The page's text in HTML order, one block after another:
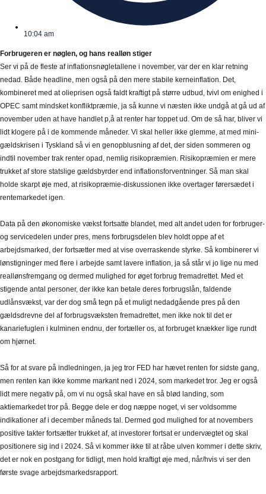
10:04 am
Forbrugeren er nøglen, og hans realløn stiger
Ser vi på de fleste af inflationsnøgletallene i november, var der en klar retning
nedad. Både headline, men også på den mere stabile kerneinflation. Det,
kombineret med at olieprisen også faldt kraftigt på større udbud, tvivl om enighed i
OPEC samt mindsket konfliktpræmie, ja så kunne vi næsten ikke undgå at gå ud af
november uden at have handlet p,å at renter har toppet ud. Om de så har, bliver vi
lidt klogere på i de kommende måneder. Vi skal heller ikke glemme, at med mini-
gældskrisen i Tyskland så vi en genopblusning af det, der siden sommeren og
indtil november trak renter opad, nemlig risikopræmien. Risikopræmien er mere
trukket af store statslige gældsbyrder end inflationsforventninger. Så man skal
holde skarpt øje med, at risikopræmie-diskussionen ikke overtager førersædet i
rentemarkedet igen.
Data på den økonomiske vækst fortsatte blandet, med alt andet uden for forbruger-
og servicedelen under pres, mens forbrugsdelen blev holdt oppe af et
arbejdsmarked, der fortsætter med at vise overraskende styrke. Så kombinerer vi
lønstigninger med flere i arbejde samt lavere inflation, ja så står vi jo lige nu med
reallønsfremgang og dermed mulighed for øget forbrug fremadrettet. Med et
stigende antal personer, der ikke kan betale deres forbrugslån, faldende
udlånsvækst, var der dog små tegn på et muligt nedadgående pres på den
gældsdrevne del af forbrugsvæksten fremadrettet, men ikke nok til det er
kanariefuglen i kulminen endnu, der fortæller os, at forbruget knækker lige rundt
om hjørnet.
Så for at svare på indledningen, ja jeg tror FED har hævet renten for sidste gang,
men renten kan ikke komme markant ned i 2024, som markedet tror. Jeg er også
lidt mere negativ på, om vi nu også skal have en så blød landing, som
aktiemarkedet tror på. Begge dele er dog næppe noget, vi ser voldsomme
indikationer af i december måneds tal. Dermed god mulighed for at novembers
positive takter fortsætter trukket af, at investorer fortsat er undervægtet og skal
positionere sig ind i 2024. Så vi kommer ikke til at råbe ulven kommer i dette skriv,
det er nok en postgang for tidligt, men hold kraftigt øje med, når/hvis vi ser den
første svage arbejdsmarkedsrapport.